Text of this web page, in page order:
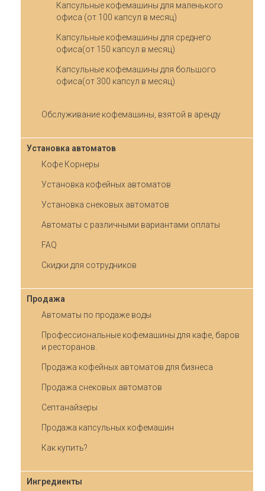
Капсульные кофемашины для маленького
офиса (от 100 капсул в месяц)
Капсульные кофемашины для среднего
офиса(от 150 капсул в месяц)
Капсульные кофемашины для большого
офиса(от 300 капсул в месяц)
Обслуживание кофемашины, взятой в аренду
Установка автоматов
Кофе Корнеры
Установка кофейных автоматов
Установка снековых автоматов
Автоматы с различными вариантами оплаты
FAQ
Скидки для сотрудников
Продажа
Автоматы по продаже воды
Профессиональные кофемашины для кафе, баров
и ресторанов.
Продажа кофейных автоматов для бизнеса
Продажа снековых автоматов
Септанайзеры
Продажа капсульных кофемашин
Как купить?
Ингредиенты